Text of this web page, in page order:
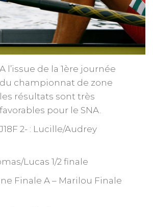
A l’issue de la 1ère journée
du championnat de zone
les résultats sont très
favorables pour le SNA.
2- : Lucille/Audrey
Lucas 1/2 finale
Finale A – Marilou Finale